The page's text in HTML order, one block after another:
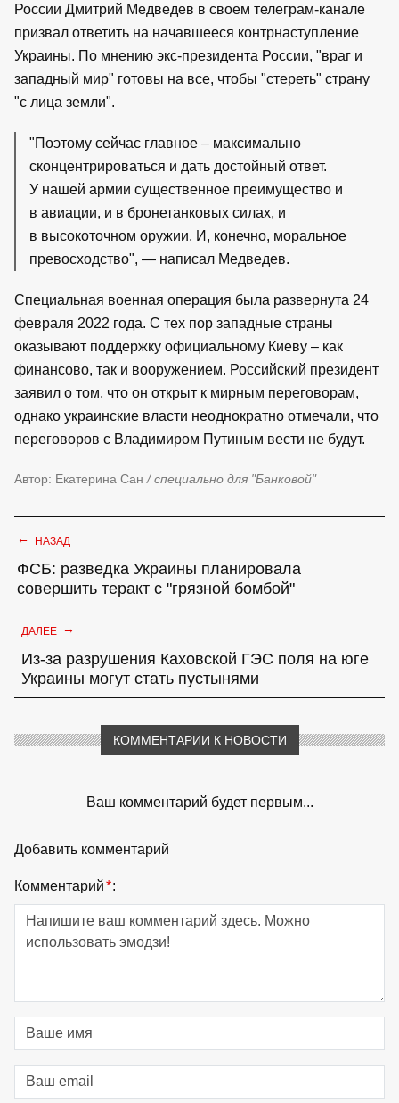
России Дмитрий Медведев в своем телеграм-канале
призвал ответить на начавшееся контрнаступление
Украины. По мнению экс-президента России, "враг и
западный мир" готовы на все, чтобы "стереть" страну
"с лица земли".
"Поэтому сейчас главное – максимально
сконцентрироваться и дать достойный ответ.
У нашей армии существенное преимущество и
в авиации, и в бронетанковых силах, и
в высокоточном оружии. И, конечно, моральное
превосходство", — написал Медведев.
Специальная военная операция была развернута 24
февраля 2022 года. С тех пор западные страны
оказывают поддержку официальному Киеву – как
финансово, так и вооружением. Российский президент
заявил о том, что он открыт к мирным переговорам,
однако украинские власти неоднократно отмечали, что
переговоров с Владимиром Путиным вести не будут.
Автор: Екатерина Сан / специально для "Банковой"
← НАЗАД
ФСБ: разведка Украины планировала
совершить теракт с "грязной бомбой"
ДАЛЕЕ →
Из-за разрушения Каховской ГЭС поля на юге
Украины могут стать пустынями
КОММЕНТАРИИ К НОВОСТИ
Ваш комментарий будет первым...
Добавить комментарий
Комментарий*: